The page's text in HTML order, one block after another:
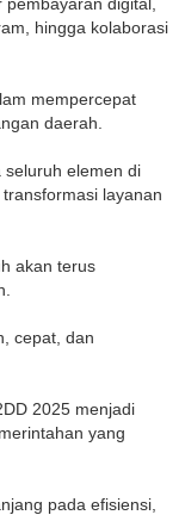
hingga kolaborasi
mempercepat
daerah.
seluruh elemen di
layanan
akan terus
cepat, dan
2025 menjadi
yang
pada efisiensi,